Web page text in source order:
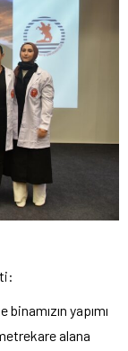
yapımı
alana